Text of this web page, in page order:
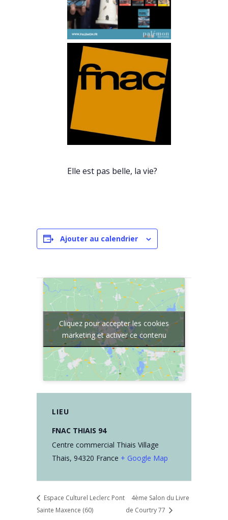
Elle est pas belle, la vie?
Ajouter au calendrier
LIEU
FNAC THIAIS 94
Centre commercial Thiais Village
Thais, 94320 France + Google Map
Cliquez pour accepter les cookies
marketing et activer ce contenu
Espace Culturel Leclerc Pont
Sainte Maxence (60)
4ème Salon du Livre
de Courtry 77